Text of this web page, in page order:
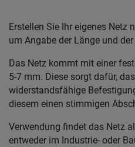
Erstellen Sie Ihr eigenes
um Angabe der Länge und
Das Netz kommt mit einer
5-7 mm. Diese sorgt dafür,
widerstandsfähige
diesem einen stimmigen
Verwendung findet das Netz
entweder im Industrie- oder